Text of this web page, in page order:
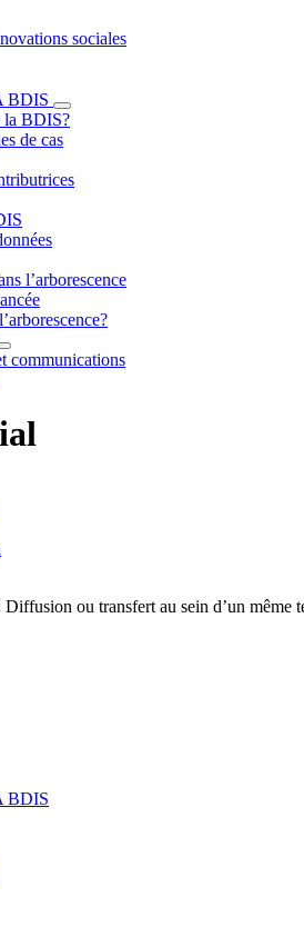
sociales
BDIS
sous-
navigation
À
DE
la BDIS?
de cas
l’arborescence
sous-
navigation
communications
ou transfert au sein d’un même
BDIS